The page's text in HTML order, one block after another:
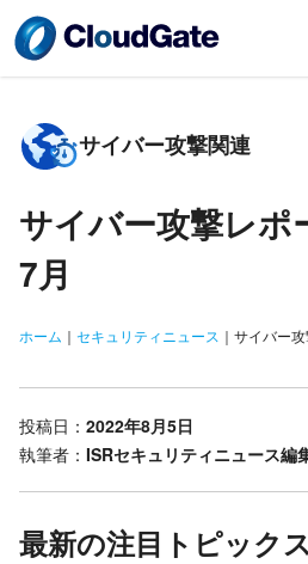
サイバー攻撃関連
サイバー攻撃レポ
7月
ホーム ｜ セキュリティニュース ｜ サイバー
投稿日： 2022年8月5日
執筆者： ISRセキュリティニュース編
最新の注目トピックス